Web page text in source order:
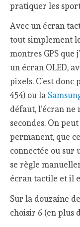
pratiquer les
Avec un écran
tout simplement
montres GPS que
un écran OLED,
pixels. C’est donc
454) ou la
défaut, l’écran
secondes. On
permanent, que
connectée ou sur
se règle
écran tactile et il
Sur la douzaine
choisir 6 (en plus